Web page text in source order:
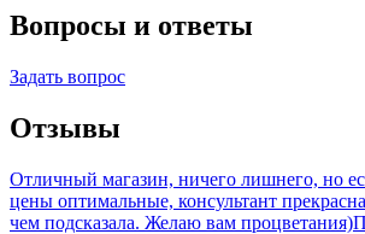
Вопросы и ответы
Задать вопрос
Отзывы
Отличный магазин, ничего лишнего, но
цены оптимальные, консультант
чем подсказала. Желаю вам процветания)